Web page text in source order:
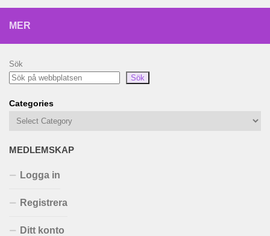
MER
Sök
Sök
Categories
MEDLEMSKAP
Logga in
Registrera
Ditt konto